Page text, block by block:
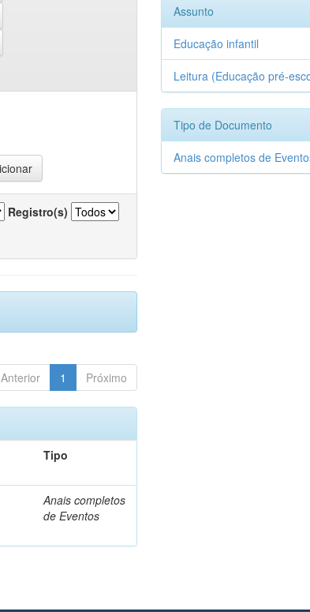
Registro(s)
Anterior 1 Próximo
Tipo
Anais completos
de Eventos
Assunto
Educação infantil
Leitura (Educação pré-
Tipo de Documento
Anais completos de